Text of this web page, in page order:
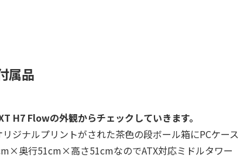
属品
H7 Flowの外観からチェックしていきます。
ジナルプリントがされた茶色の段ボール箱にPCケース
奥行51cm×高さ51cmなのでATX対応ミドルタワー